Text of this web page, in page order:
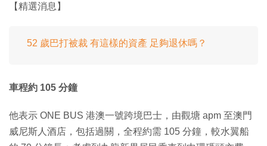
【精選消息】
52 歲巴打被裁 有這樣的資產 足夠退休嗎？
車程約 105 分鐘
他表示 ONE BUS 港澳一號跨境巴士，由觀塘 apm 至澳門
威尼斯人酒店，包括過關，全程約需 105 分鐘，較水翼船